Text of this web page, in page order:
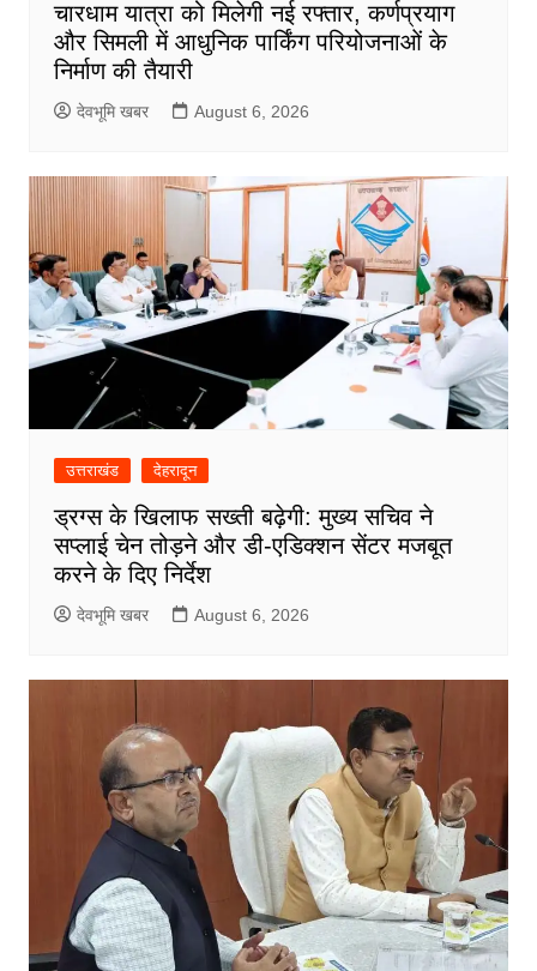
चारधाम यात्रा को मिलेगी नई रफ्तार, कर्णप्रयाग
और सिमली में आधुनिक पार्किंग परियोजनाओं के
निर्माण की तैयारी
देवभूमि खबर August 6, 2026
उत्तराखंड देहरादून
ड्रग्स के खिलाफ सख्ती बढ़ेगी: मुख्य सचिव ने
सप्लाई चेन तोड़ने और डी-एडिक्शन सेंटर मजबूत
करने के दिए निर्देश
देवभूमि खबर August 6, 2026